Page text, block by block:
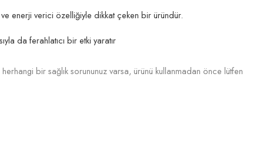
ve enerji verici özelliğiyle dikkat çeken bir üründür.
da ferahlatıcı bir etki yaratır
bir sağlık sorununuz varsa, ürünü kullanmadan önce lütfen